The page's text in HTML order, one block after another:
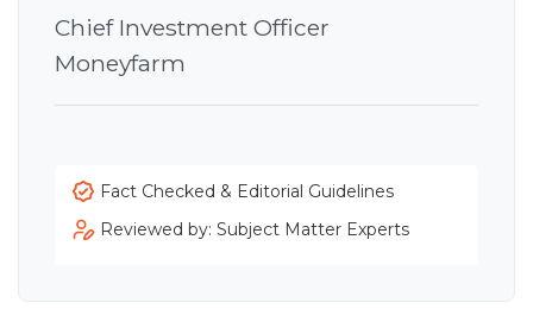
Chief Investment Officer
Moneyfarm
Fact Checked & Editorial Guidelines
Reviewed by: Subject Matter Experts